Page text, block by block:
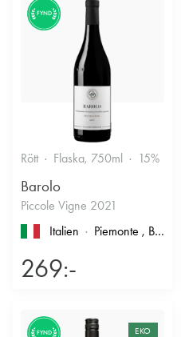
FYND
Rött Flaska, 750ml 15%
Barolo
Piccole Vigne 2021
Italien
Piemonte , Barolo
269:-
FYND EKO